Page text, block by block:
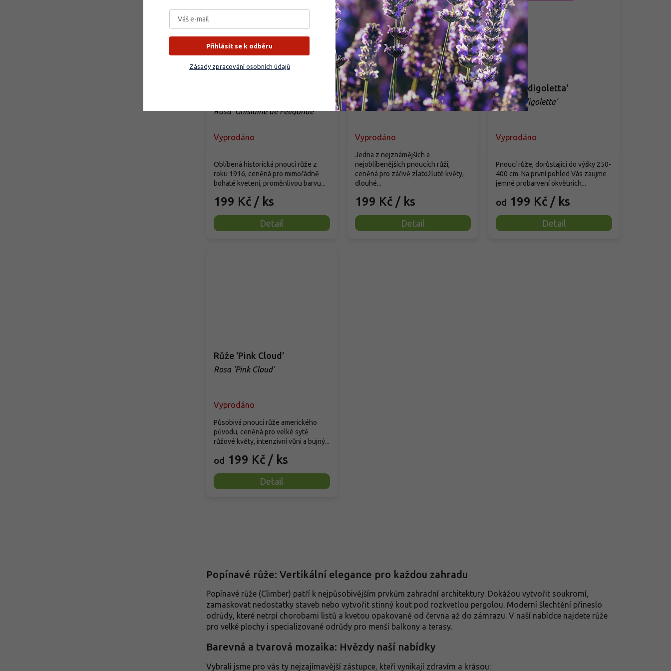
Rosa 'Ghislaine de Feligonde'
Vyprodáno
199 Kč / ks
Detail
Oblíbená historická pnoucí růže z
roku 1916, ceněná pro mimořádně
bohaté kvetení, proměnlivou barvu...
Růže 'Golden Shower'
Rosa 'Golden Shower'
Vyprodáno
199 Kč / ks
Detail
Jedna z nejznámějších a
nejoblíbenějších pnoucích růží,
ceněná pro zářivě zlatožluté květy,
dlouhé...
Růže 'Indigoletta'
Rosa 'Indigoletta'
Vyprodáno
od 199 Kč / ks
Detail
Pnoucí růže, dorůstající do výšky 250-
400 cm. Na první pohled Vás zaujme
jemné probarvení okvětních...
Růže 'Pink Cloud'
Rosa 'Pink Cloud'
Vyprodáno
od 199 Kč / ks
Detail
Působivá pnoucí růže amerického
původu, ceněná pro velké sytě
růžové květy, intenzivní vůni a bujný...
d
a
c
í
p
r
v
y
ý
Popínavé růže: Vertikální elegance pro každou zahradu
Popínavé růže (Climber) patří k nejpůsobivějším prvkům zahradní architektury. Dokážou vytvořit soukromí,
zamaskovat nedostatky staveb nebo vytvořit stinný kout pod rozkvetlou pergolou. Moderní šlechtění přineslo
odrůdy, které netrpí chorobami listů a kvetou opakovaně od června až do zámrazu. V naší nabídce najdete růže
pro velké plochy i specializované odrůdy pro menší balkony a terasy.
Barevná a tvarová mozaika: Hvězdy naší nabídky
Vybrali jsme pro vás ty nejzajímavější zástupce, kteří vynikají zdravím a krásou:
Přihlásit se k odběru
Zásady zpracování osobních údajů